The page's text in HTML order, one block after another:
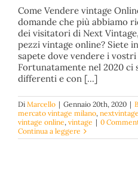
Come Vendere
Belgioioso Vintage fiera
nextvintage vendere
Come Vendere vintage
domande che più abbiamo
dei visitatori di Next
pezzi vintage online? Siete
sapete dove vendere i
Fortunatamente nel 2020 ci
differenti e con [...]
Di Marcello | Gennaio 20th, 2020 |
mercato vintage milano, nextvintage
vintage online, vintage | 0
Continua a leggere